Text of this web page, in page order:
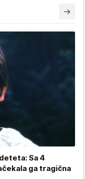
Sa 4
ga tragična